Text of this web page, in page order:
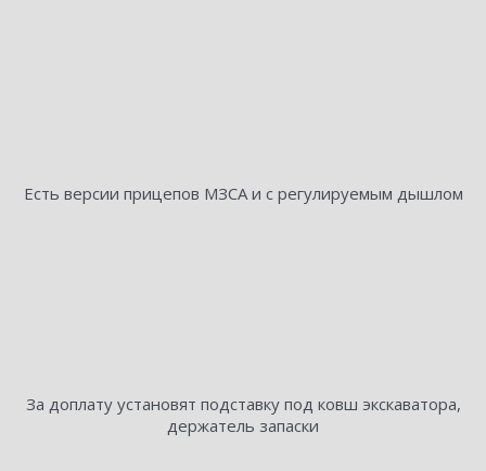
Есть версии прицепов МЗСА и с регулируемым дышлом
За доплату установят подставку под ковш экскаватора,
держатель запаски